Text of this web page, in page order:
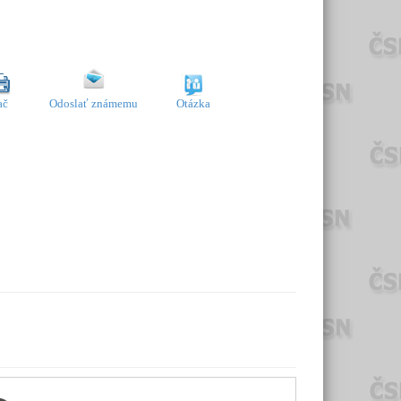
Odoslať známemu Otázka